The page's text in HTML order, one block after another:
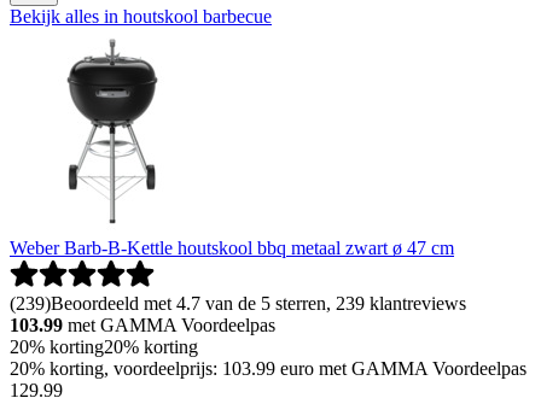
Bekijk alles in houtskool barbecue
Weber Barb-B-Kettle houtskool bbq metaal zwart ø 47 cm
(239)Beoordeeld met 4.7 van de 5 sterren, 239 klantreviews
103.99 met GAMMA Voordeelpas
20% korting20% korting
20% korting, voordeelprijs: 103.99 euro met GAMMA Voordeelpas
129.99